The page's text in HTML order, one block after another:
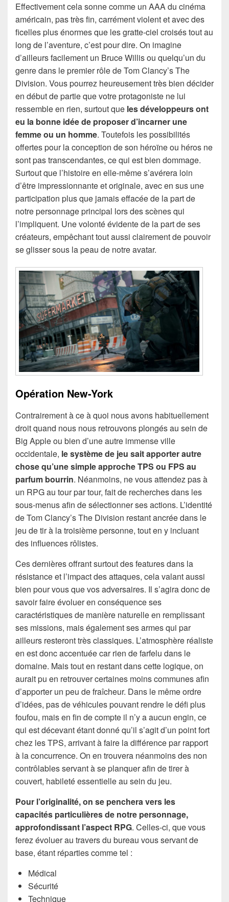
Effectivement cela sonne comme un AAA du cinéma
américain, pas très fin, carrément violent et avec des
ficelles plus énormes que les gratte-ciel croisés tout au
long de l’aventure, c’est pour dire. On imagine
d’ailleurs facilement un Bruce Willis ou quelqu’un du
genre dans le premier rôle de Tom Clancy’s The
Division. Vous pourrez heureusement très bien décider
en début de partie que votre protagoniste ne lui
ressemble en rien, surtout que les développeurs ont
eu la bonne idée de proposer d’incarner une
femme ou un homme. Toutefois les possibilités
offertes pour la conception de son héroïne ou héros ne
sont pas transcendantes, ce qui est bien dommage.
Surtout que l’histoire en elle-même s’avérera loin
d’être impressionnante et originale, avec en sus une
participation plus que jamais effacée de la part de
notre personnage principal lors des scènes qui
l’impliquent. Une volonté évidente de la part de ses
créateurs, empêchant tout aussi clairement de pouvoir
se glisser sous la peau de notre avatar.
Opération New-York
Contrairement à ce à quoi nous avons habituellement
droit quand nous nous retrouvons plongés au sein de
Big Apple ou bien d’une autre immense ville
occidentale, le système de jeu sait apporter autre
chose qu’une simple approche TPS ou FPS au
parfum bourrin. Néanmoins, ne vous attendez pas à
un RPG au tour par tour, fait de recherches dans les
sous-menus afin de sélectionner ses actions. L’identité
de Tom Clancy’s The Division restant ancrée dans le
jeu de tir à la troisième personne, tout en y incluant
des influences rôlistes.
Ces dernières offrant surtout des features dans la
résistance et l’impact des attaques, cela valant aussi
bien pour vous que vos adversaires. Il s’agira donc de
savoir faire évoluer en conséquence ses
caractéristiques de manière naturelle en remplissant
ses missions, mais également ses armes qui par
ailleurs resteront très classiques. L’atmosphère réaliste
en est donc accentuée car rien de farfelu dans le
domaine. Mais tout en restant dans cette logique, on
aurait pu en retrouver certaines moins communes afin
d’apporter un peu de fraîcheur. Dans le même ordre
d’idées, pas de véhicules pouvant rendre le défi plus
foufou, mais en fin de compte il n’y a aucun engin, ce
qui est décevant étant donné qu’il s’agit d’un point fort
chez les TPS, arrivant à faire la différence par rapport
à la concurrence. On en trouvera néanmoins des non
contrôlables servant à se planquer afin de tirer à
couvert, habileté essentielle au sein du jeu.
Pour l’originalité, on se penchera vers les
capacités particulières de notre personnage,
approfondissant l’aspect RPG. Celles-ci, que vous
ferez évoluer au travers du bureau vous servant de
base, étant réparties comme tel :
Médical
Sécurité
Technique